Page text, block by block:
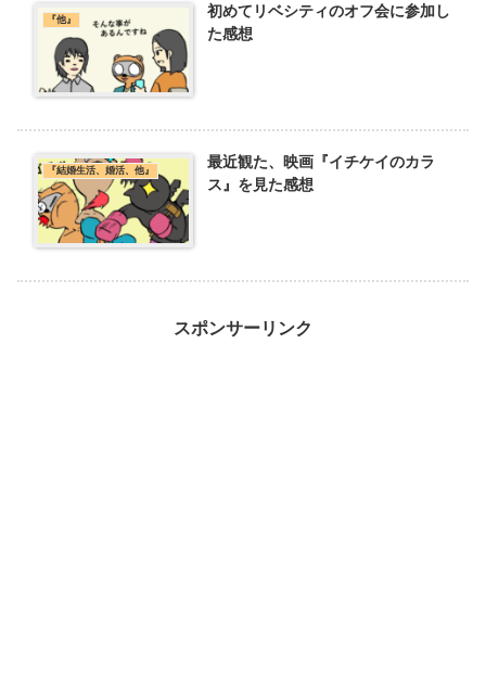
『他』
初めてリベシティのオフ会に参加し
た感想
『結婚生活、婚活、他』
最近観た、映画『イチケイのカラ
ス』を見た感想
スポンサーリンク